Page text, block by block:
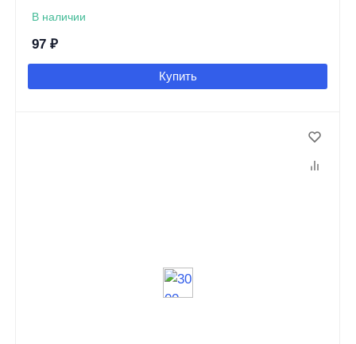
В наличии
97 ₽
Купить